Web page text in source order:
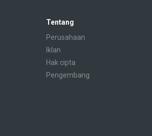
Tentang
Perusahaan
Iklan
Hak cipta
Pengembang